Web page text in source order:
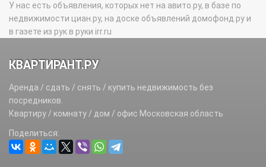
У нас есть объявления, которых нет на авито.ру, в базе по
недвижимости циан.ру, на доске объявлений домофонд.ру и
в газете из рук в руки irr.ru
КВАРТИРАНТ.РУ
Аренда / сдать / снять / купить недвижимость без
посредников.
Квартиру / комнату / дом / офис Московская область
Поделиться: